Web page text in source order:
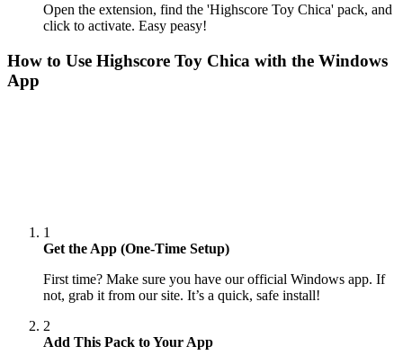
Open the extension, find the 'Highscore Toy Chica' pack, and
click to activate. Easy peasy!
How to Use Highscore Toy Chica with the Windows
App
1
Get the App (One-Time Setup)
First time? Make sure you have our official Windows app. If
not, grab it from our site. It’s a quick, safe install!
2
Add This Pack to Your App